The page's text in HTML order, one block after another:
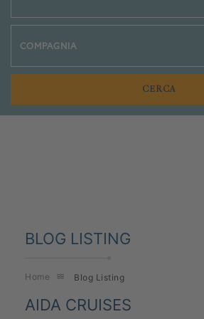
BLOG LISTING
Home Blog Listing
AIDA CRUISES